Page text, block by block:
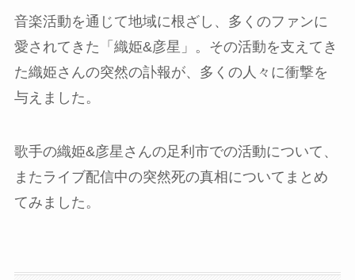
音楽活動を通じて地域に根ざし、多くのファンに
愛されてきた「織姫&彦星」。その活動を支えてき
た織姫さんの突然の訃報が、多くの人々に衝撃を
与えました。
歌手の織姫&彦星さんの足利市での活動について、
またライブ配信中の突然死の真相についてまとめ
てみました。